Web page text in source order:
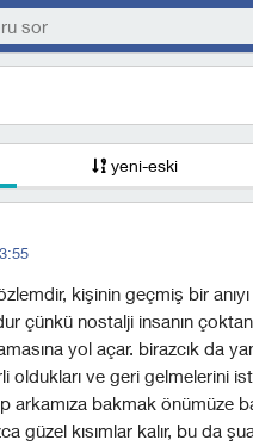
yeni-eski
kişinin geçmiş bir
çünkü nostalji insanın
yol açar. birazcık da
oldukları ve geri gelmelerini
arkamıza bakmak önümüze
güzel kısımlar kalır, bu da